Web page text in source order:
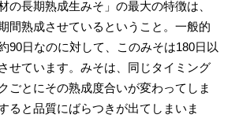
の長期熟成生みそ」の最大の特徴は、
間熟成させているということ。一般的
90日なのに対して、このみそは180日以
せています。みそは、同じタイミング
ごとにその熟成度合いが変わってしま
ると品質にばらつきが出てしまいま